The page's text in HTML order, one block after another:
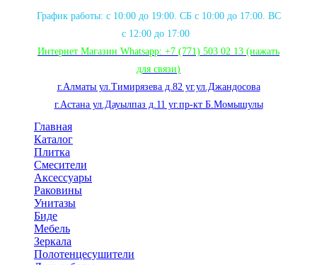
График работы: с 10:00 до 19:00. СБ с 10:00 до 17:00. ВС
с 12:00 до 17:00
Интернет Магазин Whatsapp: +7 (771) 503 02 13 (нажать
для связи)
г.Алматы ул.Тимирязева д.82 уг.ул.Джандосова
г.Астана ул.Дауылпаз д.11 уг.пр-кт Б.Момышулы
Главная
Каталог
Плитка
Смесители
Аксессуары
Раковины
Унитазы
Биде
Мебель
Зеркала
Полотенцесушители